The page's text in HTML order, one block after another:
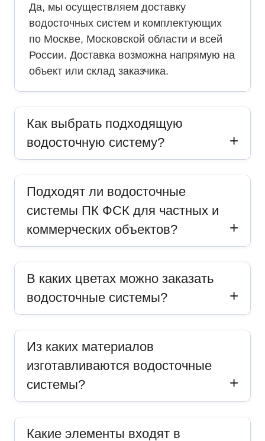
Да, мы осуществляем доставку
водосточных систем и комплектующих
по Москве, Московской области и всей
России. Доставка возможна напрямую на
объект или склад заказчика.
Как выбрать подходящую
водосточную систему?
Подходят ли водосточные
системы ПК ФСК для частных и
коммерческих объектов?
В каких цветах можно заказать
водосточные системы?
Из каких материалов
изготавливаются водосточные
системы?
Какие элементы входят в